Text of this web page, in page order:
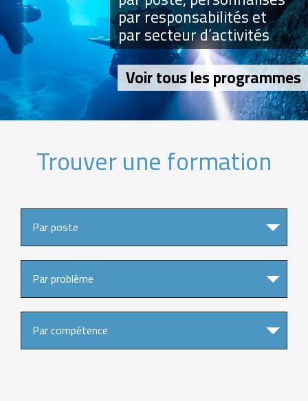
par responsabilités et
par secteur d’activités
Voir tous les programmes
Trouver une formation